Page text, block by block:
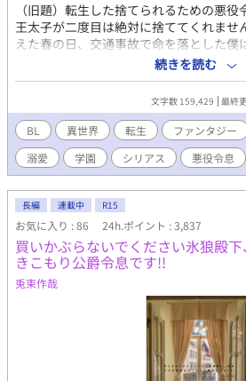
（旧題）転生した捨てられるための悪
王太子が二度目は絶対に捨ててくれませ
えた春の日、交通事故で命を落とした僕
恋』の悪役令息ルーカス・アーネットと
式で断罪され、王太子に婚約破棄され
る僕は、破滅を避けるため、王太子ア
約を解消しようと決めた。 けれど、ゲ
だった王太子アロイスは、なぜか僕を手
は、君を手放す気はない」 そう告げる彼
失った人のような目で僕を見る。 さらに
ずのヒロインや攻略対象たちまで、誰も
い。 戸惑いながら過ごす日々の中で、
く。 ゲームで知っている悪役令息ルーカ
のルーカスは、まったく違う人物なので
業式は、確実に近づいてくる。 捨てられ
悪役令息と、一度失った婚約者を今度こ
戻り王太子。 二人が二度目の人生で選
続きを読む
文字数 159,429 最終
BL 異世界 転生 ファンタジー
溺愛
学園 シリアス 悪役令息
長編 連載中 R15
お気に入り : 86 24h.ポイント : 3,837
買いかぶらないでください氷狼殿
きこもり公爵令息です!!
兎束作哉